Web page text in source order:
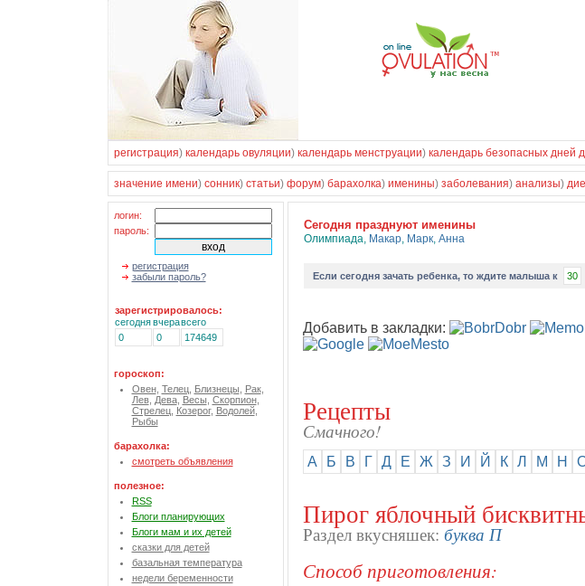
регистрация) календарь овуляции) календарь менструации) календарь безопасных дней
значение имени) сонник) статьи) форум) барахолка) именины) заболевания) анализы)
логин:
пароль:
регистрация
забыли пароль?
зарегистрировалось:
сегодня вчеравсего
0
0 174649
гороскоп:
Овен, Телец, Близнецы Рак,
Лев, Дева, Весы Скорпион,
Стрелец, Козерог, Водолей,
Рыбы
барахолка:
смотреть объявления
полезное:
RSS
Блоги планирующих
Блоги мам и их детей
сказки для детей
базальная температура
недели беременности
Cегодня празднуют именины
Олимпиада, Макар, Марк, Анна
Если сегодня зачать ребенка, то ждите малыша к 30
Добавить в закладки:
Рецепты
Смачного!
А Б В Г Д Е Ж З И Й К Л М Н
Пирог яблочный
Раздел вкусняшек: буква П
Способ приготовления: